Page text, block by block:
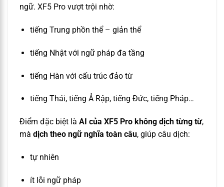
ngữ. XF5 Pro vượt trội nhờ:
tiếng Trung phồn thể – giản thể
tiếng Nhật với ngữ pháp đa tầng
tiếng Hàn với cấu trúc đảo từ
tiếng Thái, tiếng Ả Rập, tiếng Đức, tiếng Pháp…
Điểm đặc biệt là AI của XF5 Pro không dịch từng từ,
mà dịch theo ngữ nghĩa toàn câu, giúp câu dịch:
tự nhiên
ít lỗi ngữ pháp